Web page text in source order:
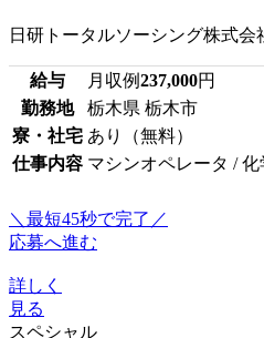
日研トータルソーシング株式会
給与 月収例237,000円
勤務地
栃木県 栃木市
寮・社宅 あり（無料）
仕事内容 マシンオペレータ / 化
＼最短45秒で完了／
応募へ進む
詳しく
見る
スペシャル